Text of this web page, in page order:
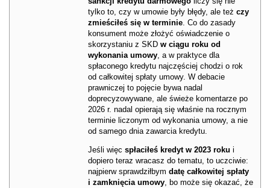
tylko to, czy w umowie były błędy, ale też czy
zmieściłeś się w terminie. Co do zasady
konsument może złożyć oświadczenie o
skorzystaniu z SKD w ciągu roku od
wykonania umowy, a w praktyce dla
spłaconego kredytu najczęściej chodzi o rok
od całkowitej spłaty umowy. W debacie
prawniczej to pojęcie bywa nadal
doprecyzowywane, ale świeże komentarze po
2026 r. nadal opierają się właśnie na rocznym
terminie liczonym od wykonania umowy, a nie
od samego dnia zawarcia kredytu.
Jeśli więc spłaciłeś kredyt w 2023 roku i
dopiero teraz wracasz do tematu, to uczciwie:
najpierw sprawdziłbym datę całkowitej spłaty
i zamknięcia umowy, bo może się okazać, że